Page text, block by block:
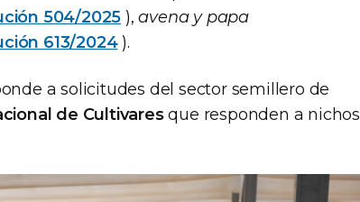
504/2025 ),avena y papa
613/2024).
a solicitudes del sector semillero de
de Cultivaresque responden a nichos